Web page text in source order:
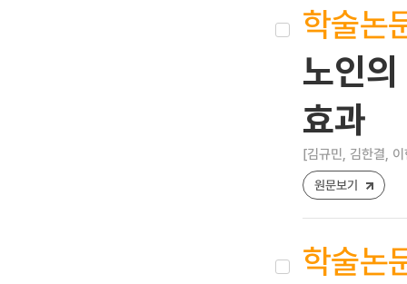
학술논
노인
효과
[김규민, 김한결,
원문보기
학술논